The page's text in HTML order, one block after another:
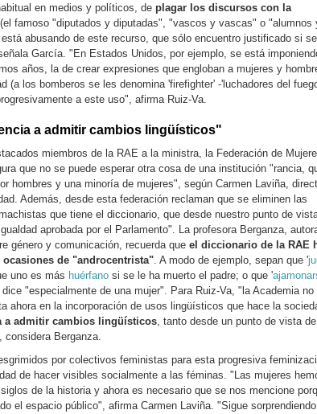
en medios y políticos, de plagar los discursos con la
(el famoso "diputados y diputadas", "vascos y vascas" o "alumnos
abusando de este recurso, que sólo encuentro justificado si se
García. "En Estados Unidos, por ejemplo, se está
años, la de crear expresiones que engloban a mujeres y
(a los bomberos se les denomina 'firefighter' -'luchadores del
a este uso", afirma Ruiz-Va.
a admitir cambios lingüísticos"
miembros de la RAE a la ministra, la Federación de
que no se puede esperar otra cosa de una institución "rancia,
hombres y una minoría de mujeres", según Carmen Laviña,
Además, desde esta federación reclaman que se eliminen las
que tiene el diccionario, que desde nuestro punto de
aprobada por el Parlamento". La profesora Berganza,
género y comunicación, recuerda que el diccionario de la RAE
de "androcentrista". A modo de ejemplo, sepan que '
uno es más huérfano si se le ha muerto el padre; o que '
"especialmente de una mujer". Para Ruiz-Va, "la Academia no
ahora en la incorporación de usos lingüísticos que hace la
a admitir cambios lingüísticos, tanto desde un punto de vista de
considera Berganza.
por colectivos feministas para esta progresiva
de hacer visibles socialmente a las féminas. "Las mujeres
de la historia y ahora es necesario que se nos mencione
el espacio público", afirma Carmen Laviña. "Sigue sorprendiendo